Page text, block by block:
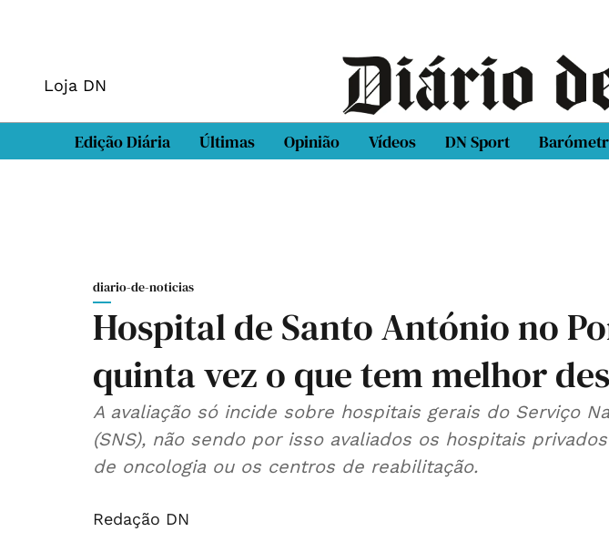
Loja DN
Edição Diária Últimas Opinião Vídeos DN Sport
diario-de-noticias
Hospital de Santo António no
quinta vez o que tem melhor
A avaliação só incide sobre hospitais gerais do Serviço
(SNS), não sendo por isso avaliados os hospitais
de oncologia ou os centros de reabilitação.
Redação DN